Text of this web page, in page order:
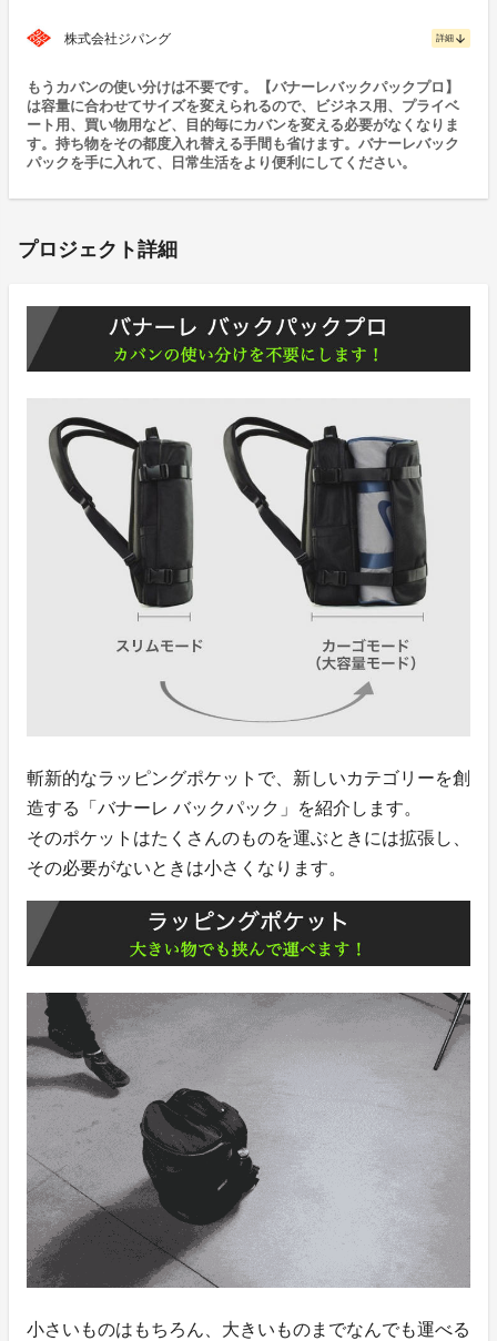
株式会社ジパング 詳細 arrow_downward
もうカバンの使い分けは不要です。【バナーレバックパックプロ】
は容量に合わせてサイズを変えられるので、ビジネス用、プライベ
ート用、買い物用など、目的毎にカバンを変える必要がなくなりま
す。持ち物をその都度入れ替える手間も省けます。バナーレバック
パックを手に入れて、日常生活をより便利にしてください。
プロジェクト詳細
斬新的なラッピングポケットで、新しいカテゴリーを創
造する「バナーレ バックパック」を紹介します。
そのポケットはたくさんのものを運ぶときには拡張し、
その必要がないときは小さくなります。
小さいものはもちろん、大きいものまでなんでも運べる